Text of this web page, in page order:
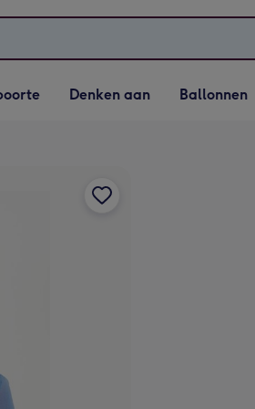
openen
Vervolgkeuzelijst
Denken aan openen
Denken aan
Vervolgkeuzelijst
Ballonnen openen
Ballonnen